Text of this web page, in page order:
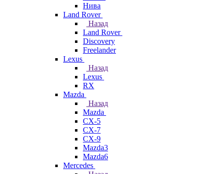
Нива
Land Rover
Назад
Land Rover
Discovery
Freelander
Lexus
Назад
Lexus
RX
Mazda
Назад
Mazda
CX-5
CX-7
CX-9
Mazda3
Mazda6
Mercedes